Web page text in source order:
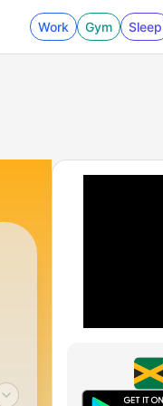
Work Gym Sleep